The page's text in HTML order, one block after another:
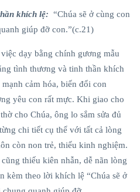
khích lệ: “Chúa sẽ ở cùng con
giúp đỡ con.”(c.21)
dạy bằng chính gương mẫu
tình thương và tinh thần khích
cảm hóa, biến đổi con
yêu con rất mực. Khi giao cho
cho Chúa, ông lo sắm sửa đủ
chi tiết cụ thể với tất cả lòng
còn non trẻ, thiếu kinh nghiệm.
thiếu kiên nhẫn, dễ nãn lòng
kèm theo lời khích lệ “Chúa sẽ ở